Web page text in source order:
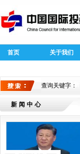
首页 关于我们
投资专题 资新趋势新
查询关键字：
新闻中心